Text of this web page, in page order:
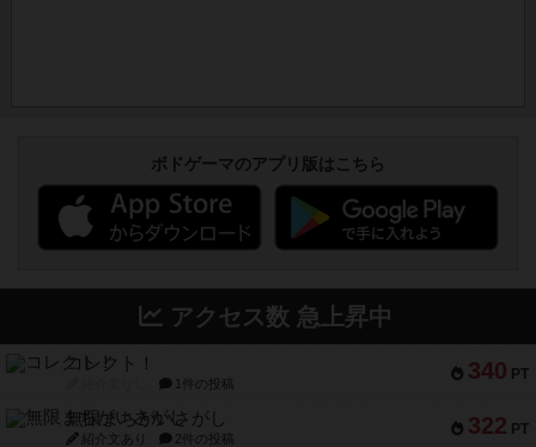
ボドゲーマのアプリ版はこちら
アクセス数 急上昇中
340 PT
コレクト！
1件の投稿
322 PT
無限まちがいさがし
紹介文あり 2件の投稿